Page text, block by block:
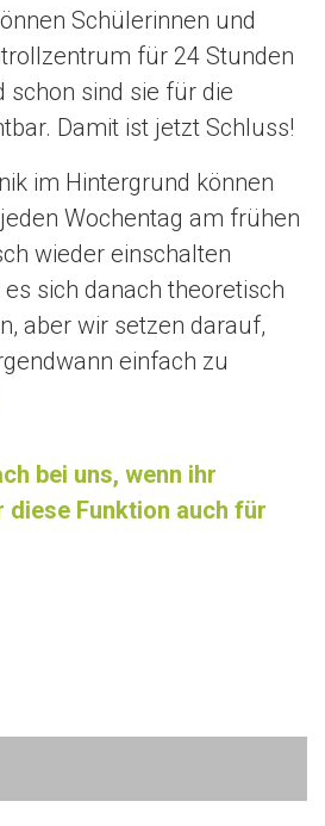
n
Schülerinnen und
für 24 Stunden
schon sind sie für die
Damit ist jetzt Schluss!
im Hintergrund können
Wochentag am frühen
wieder einschalten
sich danach theoretisch
aber wir setzen darauf,
einfach zu
bei uns, wenn ihr
Funktion auch für